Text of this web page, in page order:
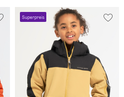
Superpreis